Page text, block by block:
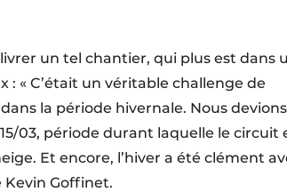
un tel chantier, qui plus est dans
: « C’était un véritable challenge de
la période hivernale. Nous devions
03, période durant laquelle le circuit
Et encore, l’hiver a été clément
Kevin Goffinet.